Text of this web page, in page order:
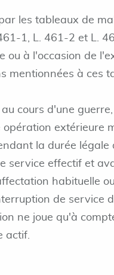
les tableaux de
1, L. 461-2 et L.
ou à l'occasion de
mentionnées à ces
cours d'une
extérieure
la durée
service effectif et
habituelle
de service
ne joue qu'à
actif.